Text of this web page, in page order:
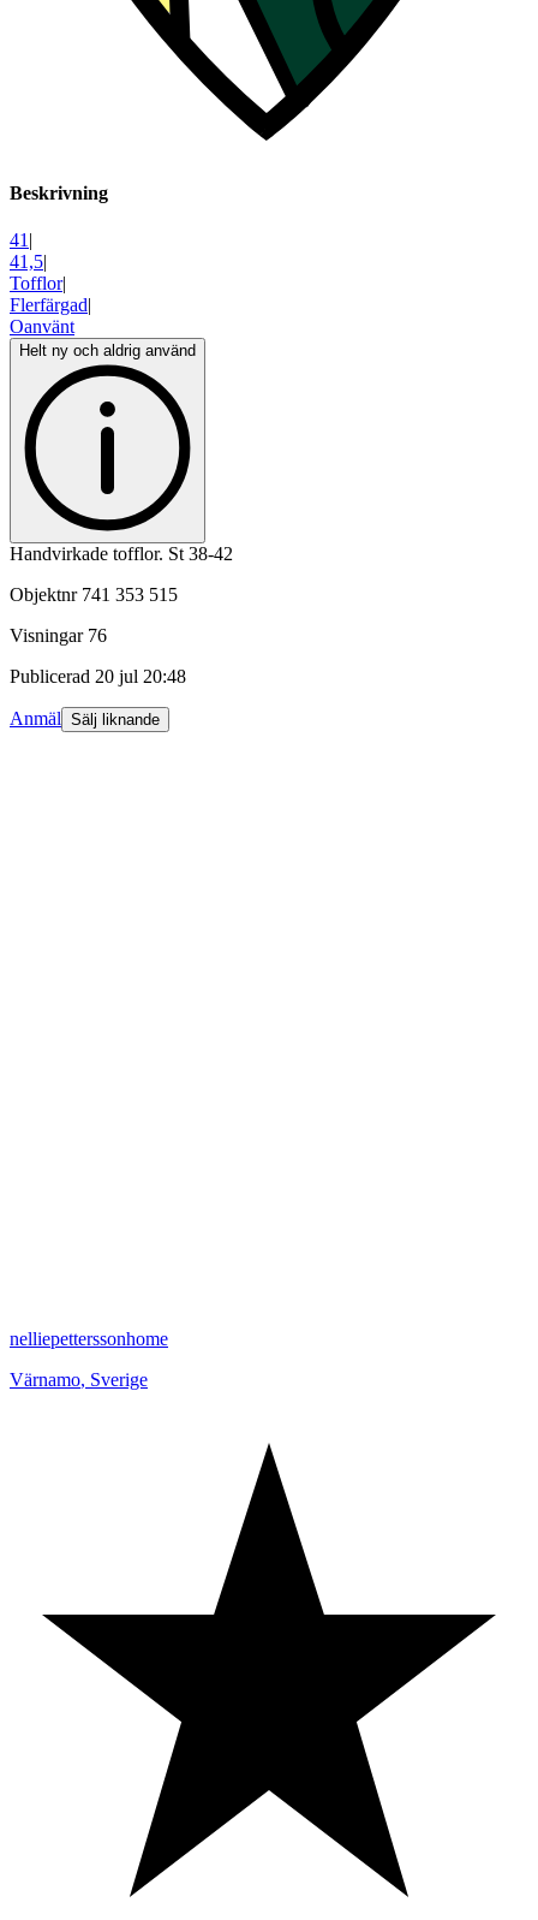
Beskrivning
41 |
41,5|
Tofflor|
Flerfärgad|
Oanvänt
Helt ny och aldrig använd
Handvirkade tofflor. St 38-42
Objektnr 741 353 515
Visningar 76
Publicerad 20 jul 20:48
Anmäl Sälj liknande
nelliepetterssonhome
Värnamo, Sverige